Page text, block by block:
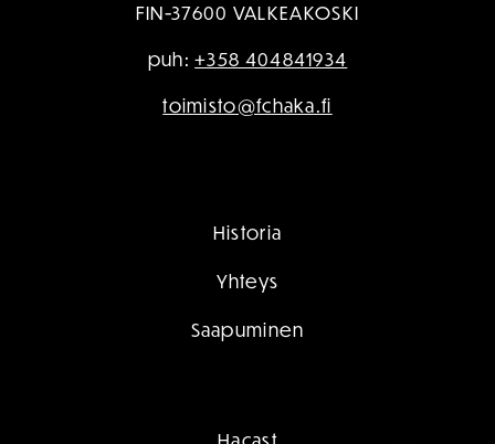
FIN-37600 VALKEAKOSKI
puh:+358 404841934
toimisto@fchaka.fi
Historia
Yhteys
Saapuminen